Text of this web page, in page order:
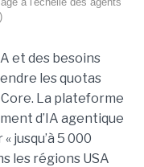
et des besoins
les quotas
La plateforme
d’IA agentique
jusqu’à 5 000
les régions USA